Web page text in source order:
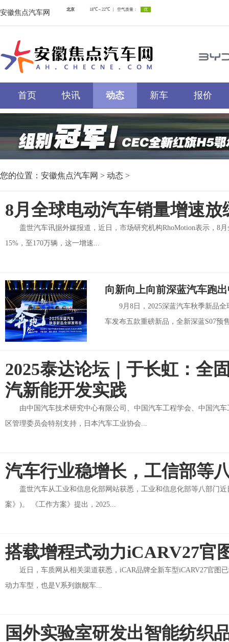
安徽焦点汽车网
首页 快讯 动态 新车 报价
您的位置： 安徽焦点汽车网 > 动态 >
8月全球电动汽车销量增速放
盖世汽车讯据外媒报道，近日，市场研究机构RhoMotion表示，8
15%，至170万辆，这一增速...
向新向上向前深蓝汽车跑
9月8日，2025深蓝汽车秋季新品
车发布五款重磅新品，全新深蓝S07预
2025泰达论坛｜于长虹：全
汽新能开发实践
由中国汽车技术研究中心有限公司、中国汽车工程学会、中国汽
区管理委员会特别支持，日本汽车工业协会...
汽车行业稳增长，工信部等
盖世汽车从工业和信息化部网站获悉，工业和信息化部等八部门
案》)。 《工作方案》提出，2025...
搭载增程式动力iCARV27官
近日，车质网从相关渠道获悉，iCAR品牌全新车型iCARV27官图
动力车型，也是V系列旗舰车...
国外实验室研发出智能纺织